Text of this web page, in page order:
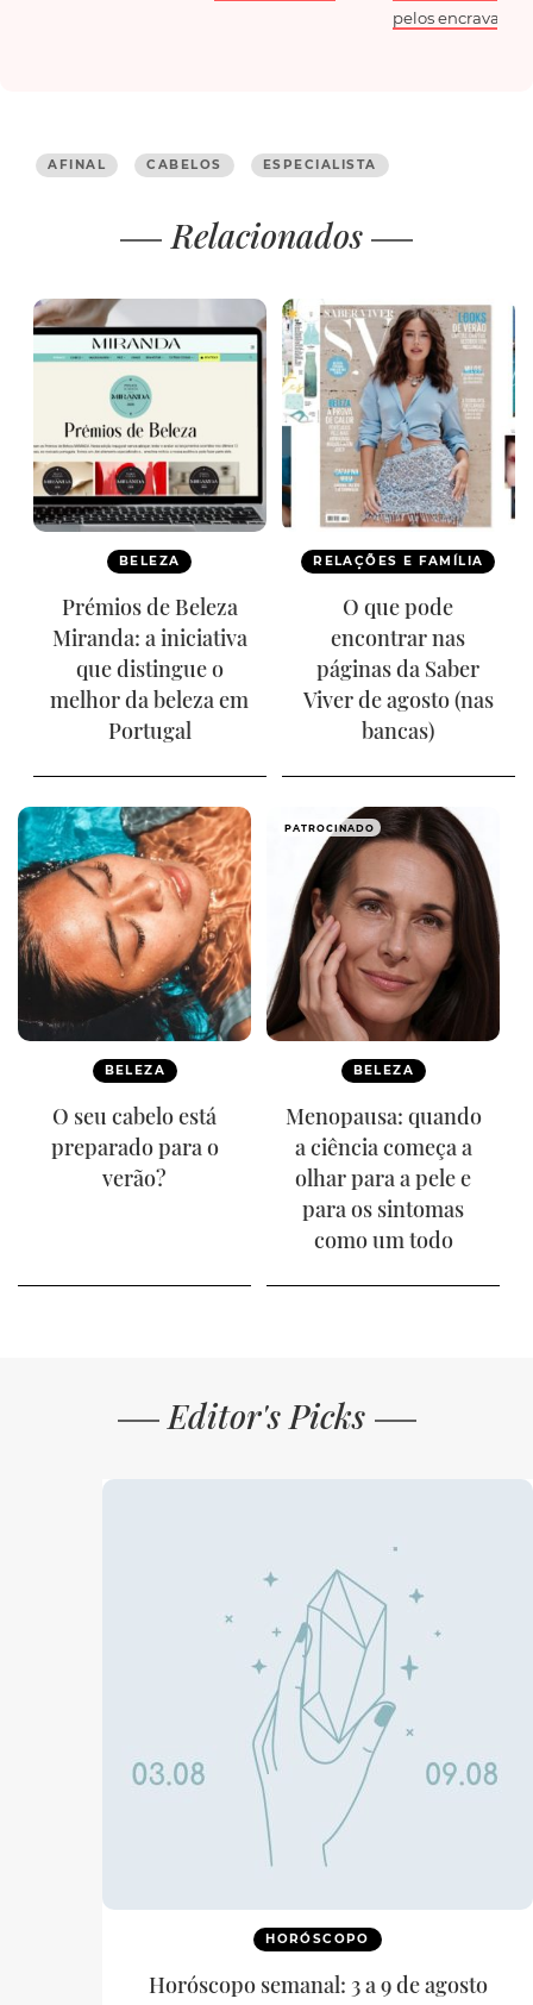
pelos
AFINAL CABELOS ESPECIALISTA
Relacionados
BELEZA
Prémios de Beleza
Miranda: a iniciativa
que distingue o
melhor da beleza em
Portugal
RELAÇÕES E FAMÍLIA
O que pode
encontrar nas
páginas da Saber
Viver de agosto (nas
bancas)
BELEZA
O seu cabelo está
preparado para o
verão?
PATROCINADO
BELEZA
Menopausa: quando
a ciência começa a
olhar para a pele e
para os sintomas
como um todo
Editor's Picks
HORÓSCOPO
Horóscopo semanal: 3 a 9 de agosto